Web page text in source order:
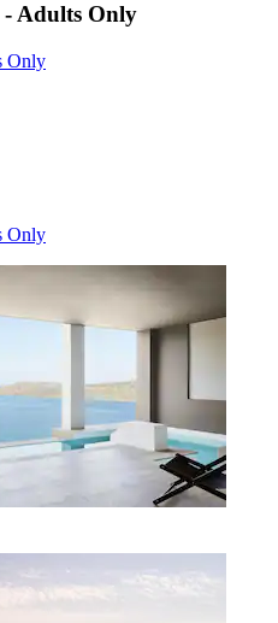
Adults Only
Only
Only